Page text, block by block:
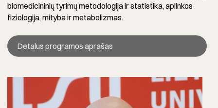
biomedicininių tyrimų metodologija ir statistika, aplinkos
fiziologija, mityba ir metabolizmas.
Detalus programos aprašas